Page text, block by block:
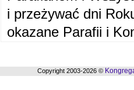
i przeżywać dni
okazane Parafii i
Copyright 2003-2026 ©